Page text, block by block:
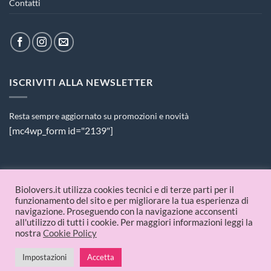
Contatti
ISCRIVITI ALLA NEWSLETTER
Resta sempre aggiornato su promozioni e novità
[mc4wp_form id="2139"]
PAGAMENTI ACCETTATI
© 2026 Biolovers.it | P.IVA 09336481214
Biolovers.it utilizza cookies tecnici e di terze parti per il
funzionamento del sito e per migliorare la tua esperienza di
navigazione. Proseguendo con la navigazione acconsenti
all'utilizzo di tutti i cookie. Per maggiori informazioni leggi la
nostra Cookie Policy
Impostazioni Accetta